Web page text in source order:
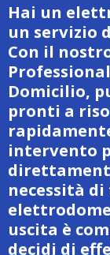
Hai un
un servizio
Con il
Domicilio,
pronti a
intervento
necessità
uscita è
decidi di